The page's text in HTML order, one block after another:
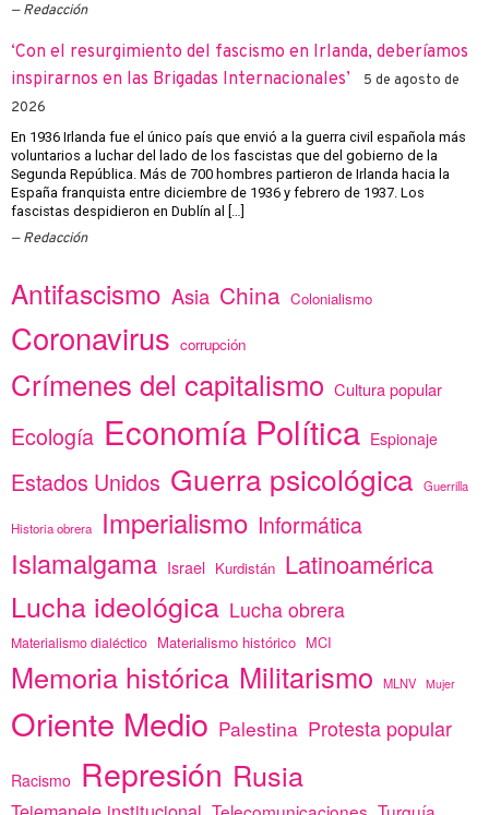
Redacción
‘Con el resurgimiento del fascismo en Irlanda, deberíamos
inspirarnos en las Brigadas Internacionales’
5 de agosto de
2026
En 1936 Irlanda fue el único país que envió a la guerra civil española más
voluntarios a luchar del lado de los fascistas que del gobierno de la
Segunda República. Más de 700 hombres partieron de Irlanda hacia la
España franquista entre diciembre de 1936 y febrero de 1937. Los
fascistas despidieron en Dublín al […]
Redacción
Antifascismo Asia China Colonialismo
Coronavirus corrupción
Crímenes del capitalismo Cultura popular
Ecología Economía Política Espionaje
Estados Unidos Guerra psicológica Guerrilla
Historia obrera Imperialismo Informática
Islamalgama Israel Kurdistán Latinoamérica
Lucha ideológica Lucha obrera
Materialismo dialéctico Materialismo histórico MCI
Memoria histórica Militarismo MLNV Mujer
Oriente Medio Palestina Protesta popular
Racismo Represión Rusia